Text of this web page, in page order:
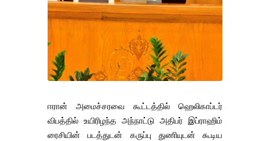
ஈரான் அமைச்சரவை கூட்டத்தில் ஹெலிகாப்டர்
விபத்தில் உயிரிழந்த அந்நாட்டு அதிபர் இப்ராஹிம்
ரைசியின் படத்துடன் கருப்பு துணியுடன் கூடிய